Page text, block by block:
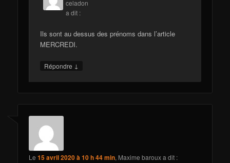
celadon
a dit :
Ils sont au dessus des prénoms dans l’article
MERCREDI.
Répondre ↓
Le15 avril 2020 à 10 h 44 min, Maxime barouxa dit :